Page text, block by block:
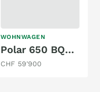
WOHNWAGEN
Polar 650 BQDA Black Edition M26
CHF 59'900